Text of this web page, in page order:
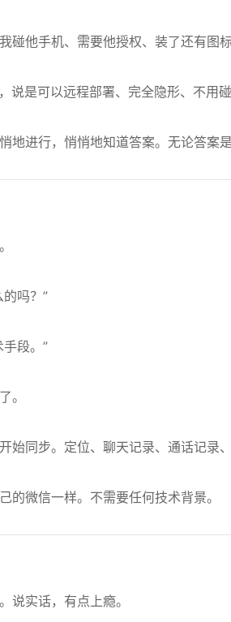
碰他手机、需要他授权、装了还有图标
说是可以远程部署、完全隐形、不用碰
地进行，悄悄地知道答案。无论答案
吗？”
段。”
。
始同步。定位、聊天记录、通话记录
的微信一样。不需要任何技术背景。
说实话，有点上瘾。